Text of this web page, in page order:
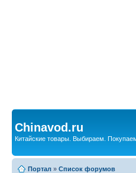
Chinavod.ru
Китайские товары. Выбираем.
Портал » Список форумов